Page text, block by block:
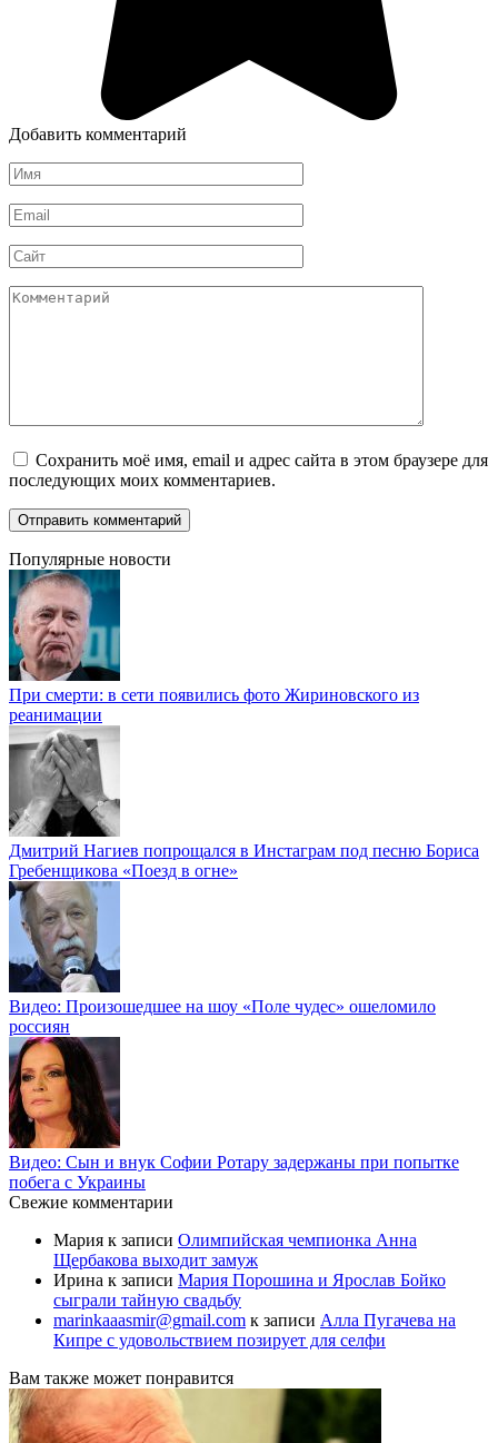
Добавить комментарий
Имя
*
Email
*
Сайт
Комментарий
Сохранить моё имя, email и адрес сайта в этом браузере для
последующих моих комментариев.
Популярные новости
При смерти: в сети появились фото Жириновского из
реанимации
Дмитрий Нагиев попрощался в Инстаграм под песню Бориса
Гребенщикова «Поезд в огне»
Видео: Произошедшее на шоу «Поле чудес» ошеломило
россиян
Видео: Сын и внук Софии Ротару задержаны при попытке
побега с Украины
Свежие комментарии
Мария к записи Олимпийская чемпионка Анна
Щербакова выходит замуж
Ирина к записи Мария Порошина и Ярослав Бойко
сыграли тайную свадьбу
marinkaaasmir@gmail.com к записи Алла Пугачева на
Кипре с удовольствием позирует для селфи
Вам также может понравится